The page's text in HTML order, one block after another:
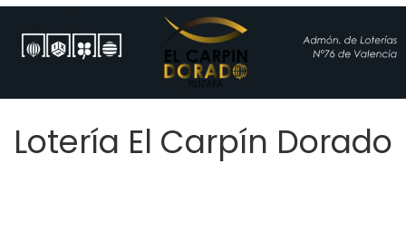
Lotería El Carpín Dorado